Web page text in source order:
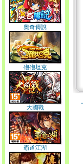
奧奇傳說
砲砲坦克
大國戰
霸道江湖